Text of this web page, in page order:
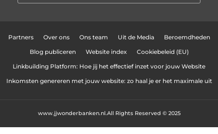
Partners Over ons Ons team Uit de Media Beroemdheden
Blog publiceren Website index Cookiebeleid (EU)
Linkbuilding Platform: Hoe jij het effectief inzet voor jouw Website
Inkomsten genereren met jouw website: zo haal je er het maximale uit
All Rights Reserved © 2025
www.jjwonderbanken.nl.